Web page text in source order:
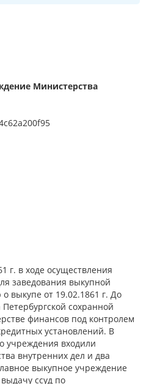
Министерства
г. в ходе осуществления
заведования выкупной
выкупе от 19.02.1861 г. До
сохранной
финансов под контролем
установлений. В
учреждения входили
внутренних дел и два
выкупное учреждение
ссуд по